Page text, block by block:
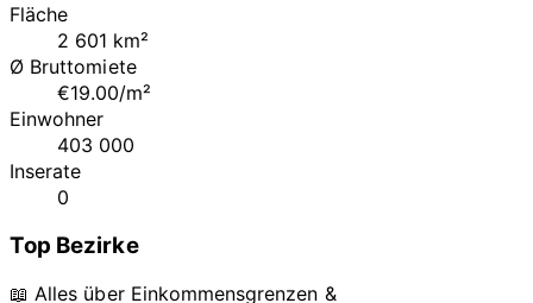
Fläche
2 601 km²
Ø Bruttomiete
€19.00/m²
Einwohner
403 000
Inserate
0
Top Bezirke
📖 Alles über Einkommensgrenzen &